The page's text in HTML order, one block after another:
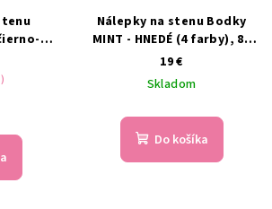
Nálepky na stenu Bodky
MINT - HNEDÉ (4 farby), 80
ks
19 €
Skladom
Do košíka